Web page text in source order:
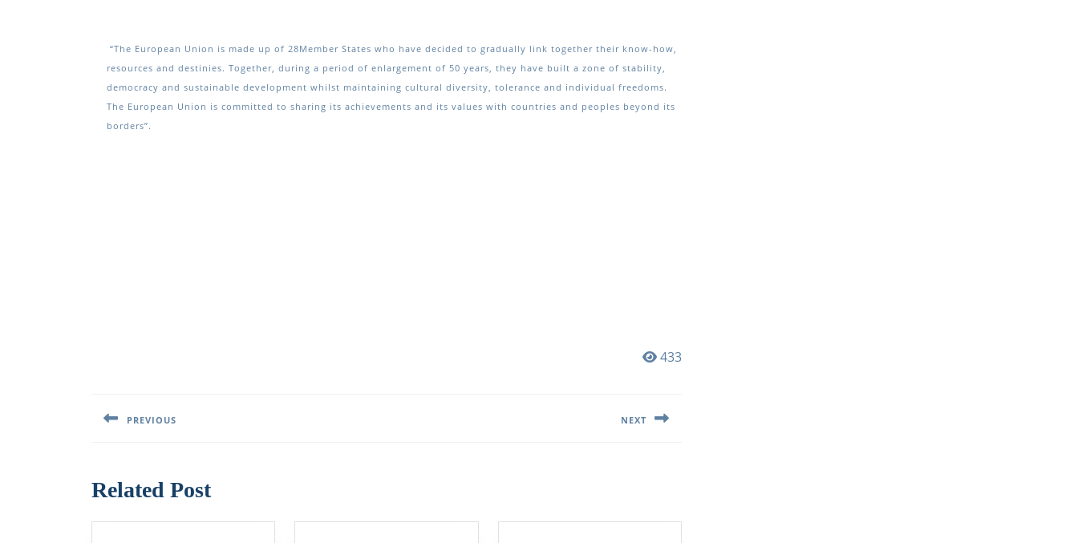
“The European Union is made up of 28Member States who have decided to gradually link together their know-how,
resources and destinies. Together, during a period of enlargement of 50 years, they have built a zone of stability,
democracy and sustainable development whilst maintaining cultural diversity, tolerance and individual freedoms.
The European Union is committed to sharing its achievements and its values with countries and peoples beyond its
borders”.
433
по
PREVIOUS NEXT
Related Post